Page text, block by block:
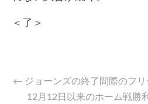
＜了＞
← ジョーンズの終了間際のフリ
12月12日以来のホーム戦勝